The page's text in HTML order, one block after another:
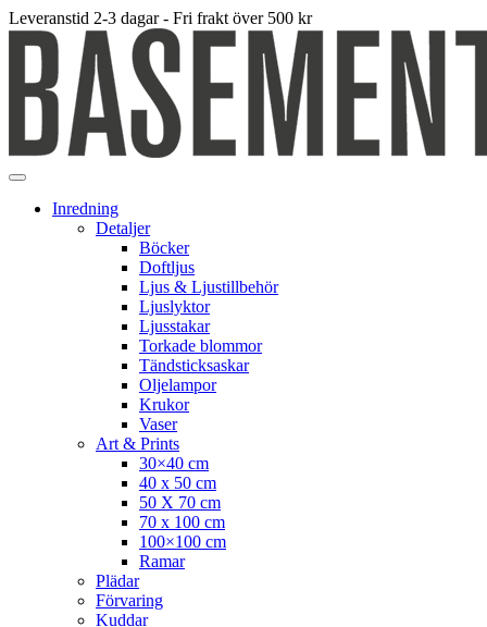
Leveranstid 2-3 dagar - Fri frakt över 500 kr
Inredning
Detaljer
Böcker
Doftljus
Ljus & Ljustillbehör
Ljuslyktor
Ljusstakar
Torkade blommor
Tändsticksaskar
Oljelampor
Krukor
Vaser
Art & Prints
30×40 cm
40 x 50 cm
50 X 70 cm
70 x 100 cm
100×100 cm
Ramar
Plädar
Förvaring
Kuddar